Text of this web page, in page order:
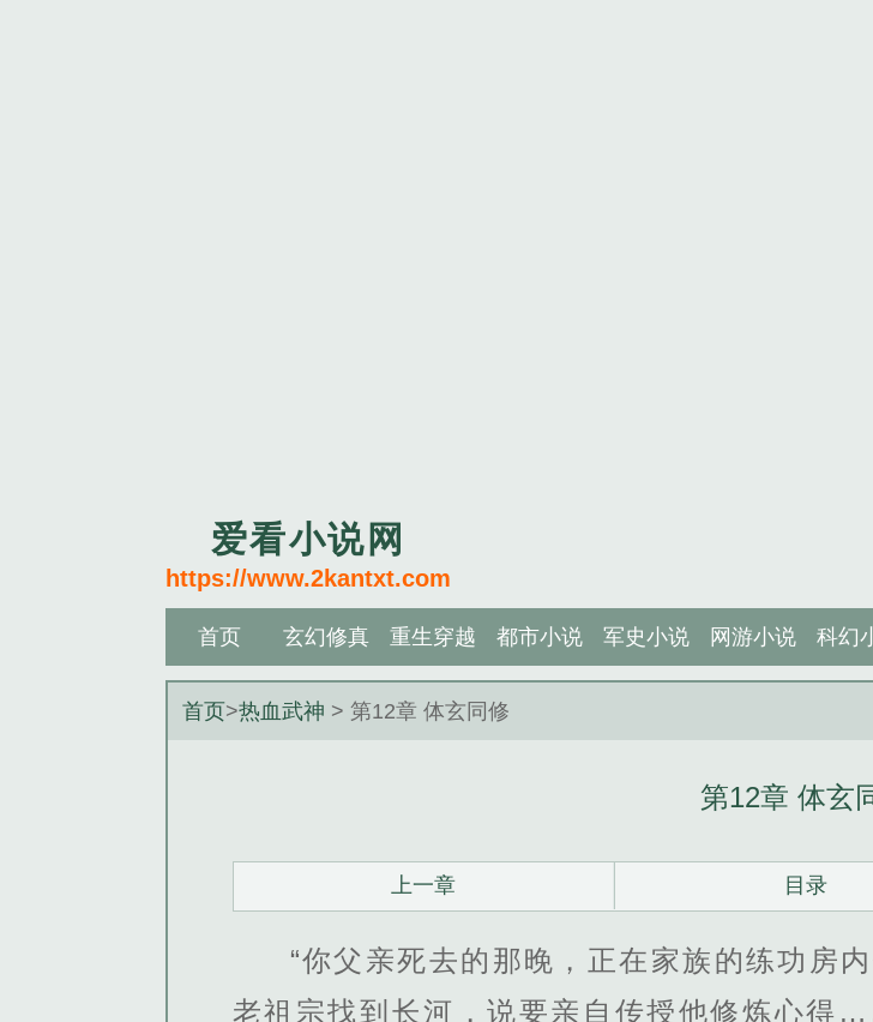
爱看小说网
https://www.2kantxt.com
首页 玄幻修真 重生穿越 都市小说 军史小说 网游小说 科幻
首页>热血武神 > 第12章 体玄同修
第12章 体玄
上一章 目录
“你父亲死去的那晚，正在家族的练功房
老祖宗找到长河，说要亲自传授他修炼心得